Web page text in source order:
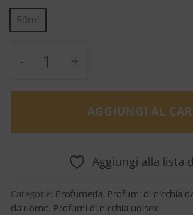
50ml
Azure Lime - Eau De
AGGIUNGI AL
Aggiungi alla lista
Categorie: Profumeria, Profumi di nicchia
da uomo, Profumi di nicchia unisex